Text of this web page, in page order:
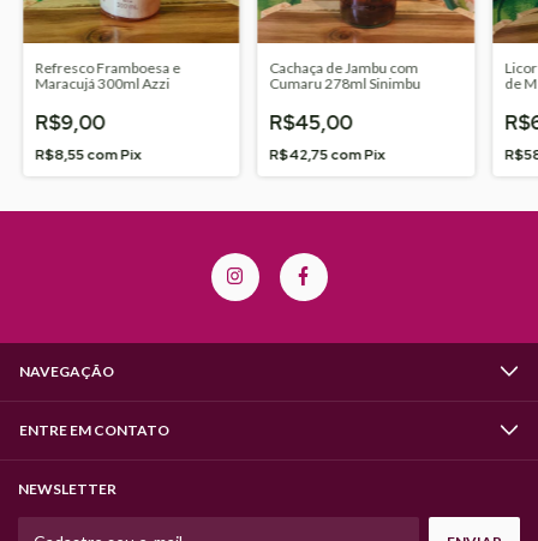
Refresco Framboesa e
Maracujá 300ml Azzi
R$9,00
R$8,55comPix
Cachaça de Jambu com
Cumaru 278ml Sinimbu
R$45,00
R$42,75comPix
de
NAVEGAÇÃO
ENTRE EM CONTATO
NEWSLETTER